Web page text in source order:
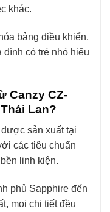
khác.
bảng điều khiển,
có trẻ nhỏ hiếu
Canzy CZ-
Lan?
sản xuất tại
các tiêu chuẩn
linh kiện.
phủ Sapphire đến
mọi chi tiết đều